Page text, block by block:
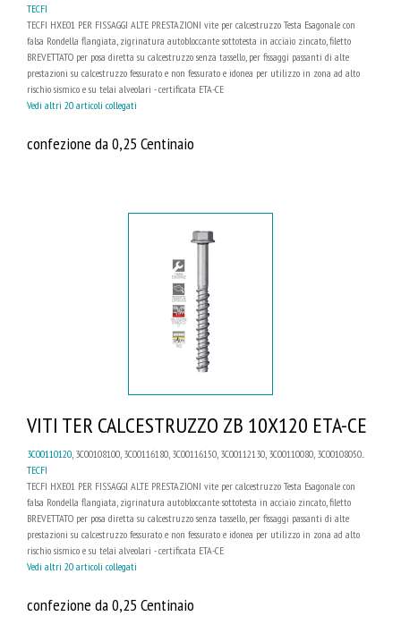
TECFI
TECFI HXE01 PER FISSAGGI ALTE PRESTAZIONI vite per calcestruzzo Testa Esagonale con
falsa Rondella flangiata, zigrinatura autobloccante sottotesta in acciaio zincato, filetto
BREVETTATO per posa diretta su calcestruzzo senza tassello, per fissaggi passanti di alte
prestazioni su calcestruzzo fessurato e non fessurato e idonea per utilizzo in zona ad alto
rischio sismico e su telai alveolari - certificata ETA-CE
Vedi altri 20 articoli collegati
confezione da 0,25 Centinaio
VITI TER CALCESTRUZZO ZB 10X120 ETA-CE
3C00110120, 3C00108100, 3C00116180, 3C00116150, 3C00112130, 3C00110080, 3C00108050...
TECFI
TECFI HXE01 PER FISSAGGI ALTE PRESTAZIONI vite per calcestruzzo Testa Esagonale con
falsa Rondella flangiata, zigrinatura autobloccante sottotesta in acciaio zincato, filetto
BREVETTATO per posa diretta su calcestruzzo senza tassello, per fissaggi passanti di alte
prestazioni su calcestruzzo fessurato e non fessurato e idonea per utilizzo in zona ad alto
rischio sismico e su telai alveolari - certificata ETA-CE
Vedi altri 20 articoli collegati
confezione da 0,25 Centinaio